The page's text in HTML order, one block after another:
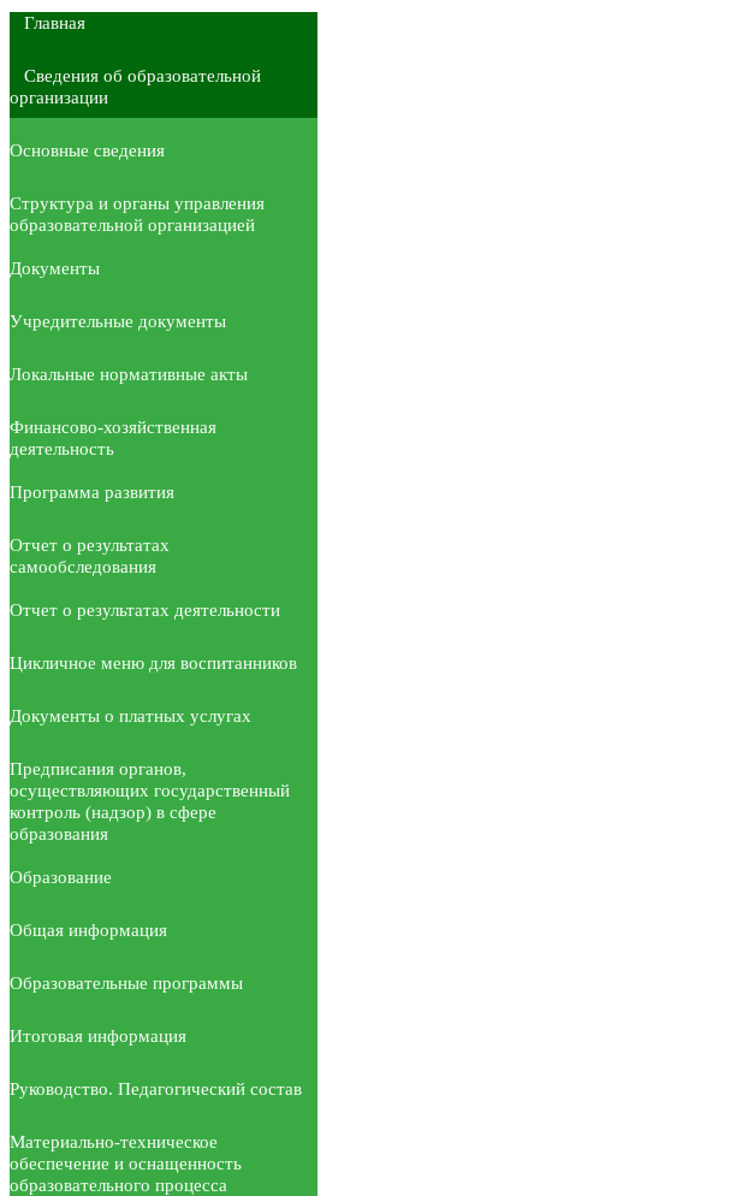
Главная
Сведения об образовательной
организации
Основные сведения
Структура и органы управления
образовательной организацией
Документы
Учредительные документы
Локальные нормативные акты
Финансово-хозяйственная
деятельность
Программа развития
Отчет о результатах
самообследования
Отчет о результатах деятельности
Цикличное меню для воспитанников
Документы о платных услугах
Предписания органов,
осуществляющих государственный
контроль (надзор) в сфере
образования
Образование
Общая информация
Образовательные программы
Итоговая информация
Руководство. Педагогический состав
Материально-техническое
обеспечение и оснащенность
образовательного процесса